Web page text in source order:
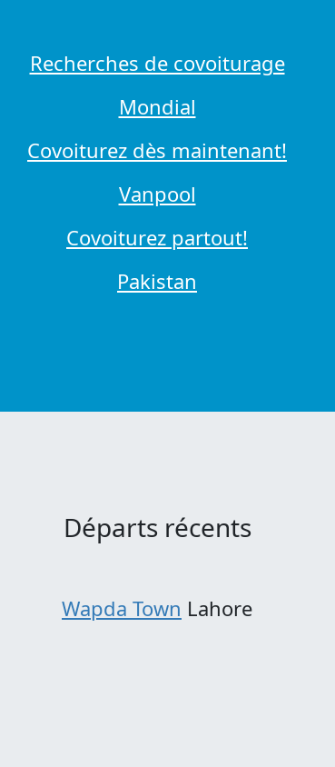
Recherches de covoiturage
Mondial
Covoiturez dès maintenant!
Vanpool
Covoiturez partout!
Pakistan
Départs récents
Wapda Town Lahore